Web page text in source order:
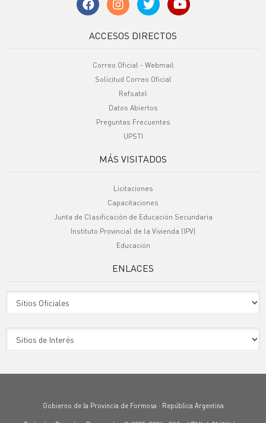
ACCESOS DIRECTOS
Correo Oficial - Webmail
Solicitud Correo Oficial
Refsatel
Datos Abiertos
Preguntas Frecuentes
UPSTI
MÁS VISITADOS
Licitaciones
Capacitaciones
Junta de Clasificación de Educación Secundaria
Instituto Provincial de la Vivienda (IPV)
Educación
ENLACES
Gobierno de la Provincia de Formosa · República Argentina